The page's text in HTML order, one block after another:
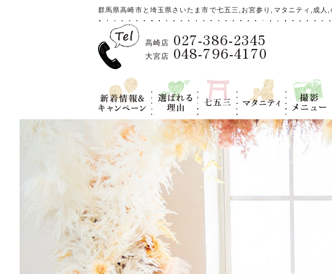
群馬県高崎市と埼玉県さいたま市で七五三,お宮参り,マタニティ,成人
高崎店 027-386-2345
大宮店 048-796-4170
新着情報＆キ
ャンペーン
選ばれる理
由
七五三 マタニティ
撮影メニュ
ー